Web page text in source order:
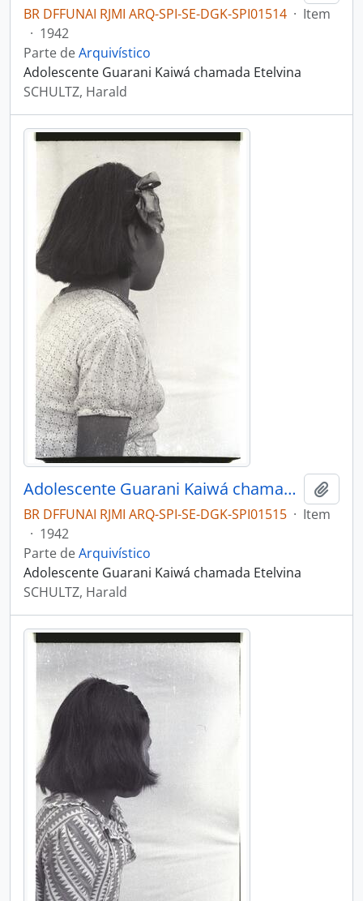
BR DFFUNAI RJMI ARQ-SPI-SE-DGK-SPI01514 · Item
· 1942
Parte deArquivístico
Adolescente Guarani Kaiwá chamada Etelvina
SCHULTZ, Harald
Adolescente Guarani Kaiwá chamada Etelvina
BR DFFUNAI RJMI ARQ-SPI-SE-DGK-SPI01515 · Item
· 1942
Parte deArquivístico
Adolescente Guarani Kaiwá chamada Etelvina
SCHULTZ, Harald